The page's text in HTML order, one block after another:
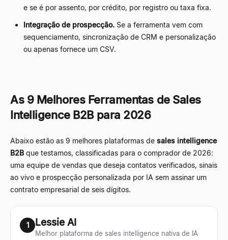
e se é por assento, por crédito, por registro ou taxa fixa.
Integração de prospecção. Se a ferramenta vem com
sequenciamento, sincronização de CRM e personalização
ou apenas fornece um CSV.
As 9 Melhores Ferramentas de Sales
Intelligence B2B para 2026
Abaixo estão as 9 melhores plataformas de sales intelligence
B2B que testamos, classificadas para o comprador de 2026:
uma equipe de vendas que deseja contatos verificados, sinais
ao vivo e prospecção personalizada por IA sem assinar um
contrato empresarial de seis dígitos.
1 Lessie AI
Melhor plataforma de sales intelligence nativa de IA